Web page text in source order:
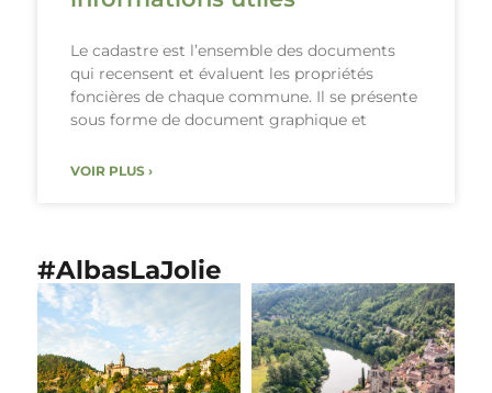
Le cadastre est l’ensemble des documents
qui recensent et évaluent les propriétés
foncières de chaque commune. Il se présente
sous forme de document graphique et
VOIR PLUS ›
#AlbasLaJolie